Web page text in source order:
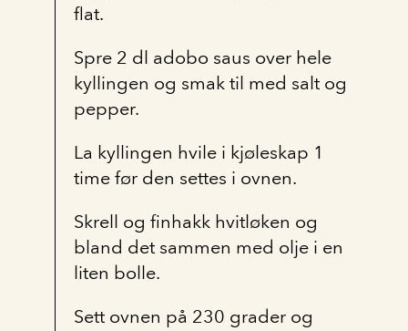
flat.
Spre 2 dl adobo saus over hele
kyllingen og smak til med salt og
pepper.
La kyllingen hvile i kjøleskap 1
time før den settes i ovnen.
Skrell og finhakk hvitløken og
bland det sammen med olje i en
liten bolle.
Sett ovnen på 230 grader og